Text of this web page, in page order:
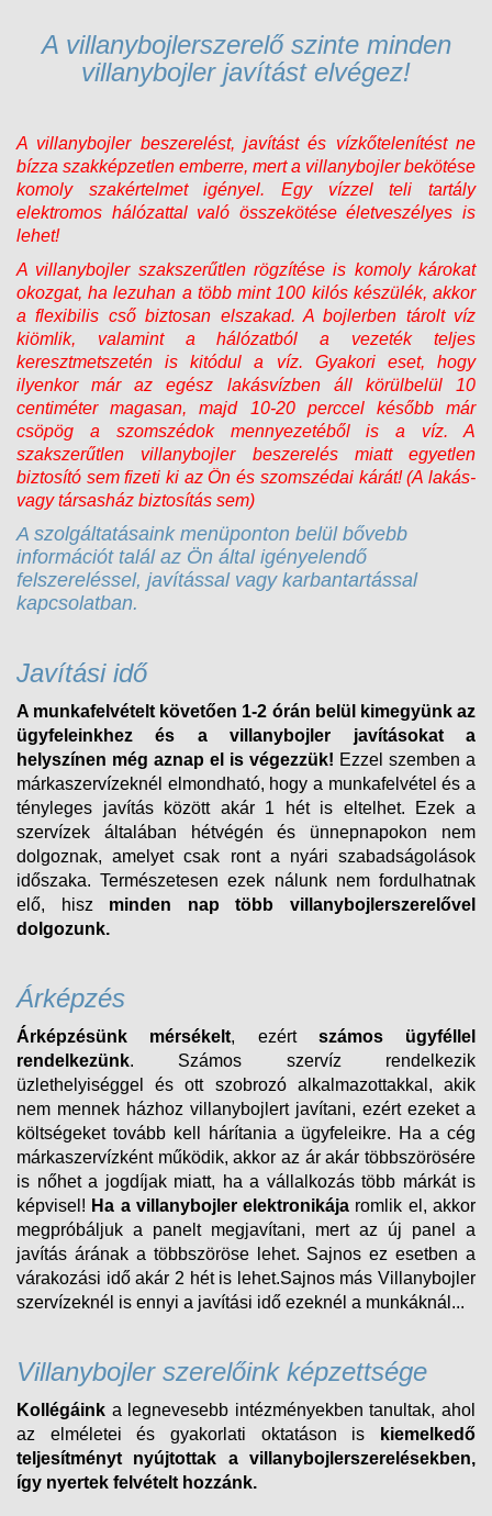
A villanybojlerszerelő szinte minden
villanybojler javítást elvégez!
A villanybojler beszerelést, javítást és vízkőtelenítést ne
bízza szakképzetlen emberre, mert a villanybojler bekötése
komoly szakértelmet igényel. Egy vízzel teli tartály
elektromos hálózattal való összekötése életveszélyes is
lehet!
A villanybojler szakszerűtlen rögzítése is komoly károkat
okozgat, ha lezuhan a több mint 100 kilós készülék, akkor
a flexibilis cső biztosan elszakad. A bojlerben tárolt víz
kiömlik, valamint a hálózatból a vezeték teljes
keresztmetszetén is kitódul a víz. Gyakori eset, hogy
ilyenkor már az egész lakásvízben áll körülbelül 10
centiméter magasan, majd 10-20 perccel később már
csöpög a szomszédok mennyezetéből is a víz. A
szakszerűtlen villanybojler beszerelés miatt egyetlen
biztosító sem fizeti ki az Ön és szomszédai kárát! (A lakás-
vagy társasház biztosítás sem)
A szolgáltatásaink menüponton belül bővebb
információt talál az Ön által igényelendő
felszereléssel, javítással vagy karbantartással
kapcsolatban.
Javítási idő
A munkafelvételt követően 1-2 órán belül kimegyünk az
ügyfeleinkhez és a villanybojler javításokat a
helyszínen még aznap el is végezzük! Ezzel szemben a
márkaszervízeknél elmondható, hogy a munkafelvétel és a
tényleges javítás között akár 1 hét is eltelhet. Ezek a
szervízek általában hétvégén és ünnepnapokon nem
dolgoznak, amelyet csak ront a nyári szabadságolások
időszaka. Természetesen ezek nálunk nem fordulhatnak
elő, hisz minden nap több villanybojlerszerelővel
dolgozunk.
Árképzés
Árképzésünk mérsékelt, ezért számos ügyféllel
rendelkezünk. Számos szervíz rendelkezik
üzlethelyiséggel és ott szobrozó alkalmazottakkal, akik
nem mennek házhoz villanybojlert javítani, ezért ezeket a
költségeket tovább kell hárítania a ügyfeleikre. Ha a cég
márkaszervízként működik, akkor az ár akár többszörösére
is nőhet a jogdíjak miatt, ha a vállalkozás több márkát is
képvisel! Ha a villanybojler elektronikája romlik el, akkor
megpróbáljuk a panelt megjavítani, mert az új panel a
javítás árának a többszöröse lehet. Sajnos ez esetben a
várakozási idő akár 2 hét is lehet.Sajnos más Villanybojler
szervízeknél is ennyi a javítási idő ezeknél a munkáknál...
Villanybojler szerelőink képzettsége
Kollégáink a legnevesebb intézményekben tanultak, ahol
az elméletei és gyakorlati oktatáson is kiemelkedő
teljesítményt nyújtottak a villanybojlerszerelésekben,
így nyertek felvételt hozzánk.